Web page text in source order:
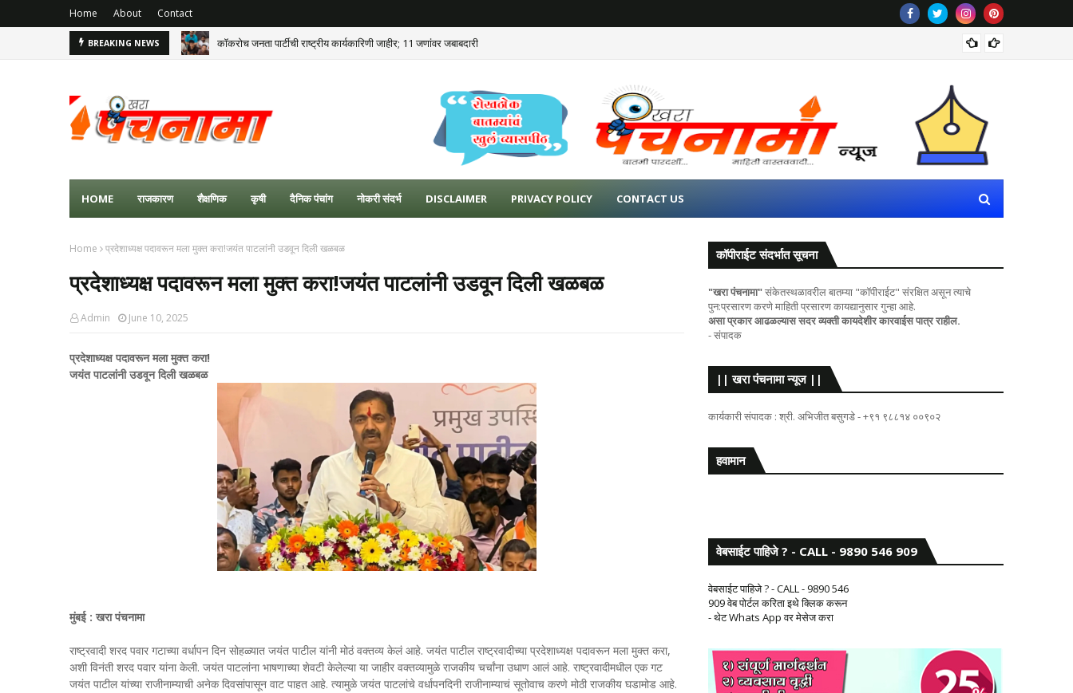
Home About Contact
BREAKING NEWS कॉकरोच जनता पार्टीची राष्ट्रीय कार्यकारिणी जाहीर; 11 जणांवर जबाबदारी
HOME राजकारण शैक्षणिक कृषी दैनिक पंचांग नोकरी संदर्भ DISCLAIMER PRIVACY POLICY CONTACT US
Home प्रदेशाध्यक्ष पदावरून मला मुक्त करा!जयंत पाटलांनी उडवून दिली खळबळ
प्रदेशाध्यक्ष पदावरून मला मुक्त करा!जयंत पाटलांनी उडवून दिली खळबळ
Admin June 10, 2025
प्रदेशाध्यक्ष पदावरून मला मुक्त करा!
जयंत पाटलांनी उडवून दिली खळबळ
मुंबई : खरा पंचनामा
राष्ट्रवादी शरद पवार गटाच्या वर्धापन दिन सोहळ्यात जयंत पाटील यांनी मोठं वक्तव्य केलं आहे. जयंत पाटील राष्ट्रवादीच्या प्रदेशाध्यक्ष पदावरून मला मुक्त करा,
अशी विनंती शरद पवार यांना केली. जयंत पाटलांना भाषणाच्या शेवटी केलेल्या या जाहीर वक्तव्यामुळे राजकीय चर्चांना उधाण आलं आहे. राष्ट्रवादीमधील एक गट
जयंत पाटील यांच्या राजीनाम्याची अनेक दिवसांपासून वाट पाहत आहे. त्यामुळे जयंत पाटलांचे वर्धापनदिनी राजीनाम्याचं सूतोवाच करणे मोठी राजकीय घडामोड आहे.
कॉपीराईट संदर्भात सूचना
"खरा पंचनामा"संकेतस्थळावरील बातम्या "कॉपीराईट" संरक्षित असून त्याचे
पुन:प्रसारण करणे माहिती प्रसारण कायद्यानुसार गुन्हा आहे.
असा प्रकार आढळल्यास सदर व्यक्ती कायदेशीर कारवाईस पात्र राहील.
- संपादक
|| खरा पंचनामा न्यूज ||
कार्यकारी संपादक : श्री. अभिजीत बसुगडे - +९१ ९८८१४ ००९०२
हवामान
वेबसाईट पाहिजे ? - CALL - 9890 546 909
वेबसाईट पाहिजे ? - CALL - 9890 546
909 वेब पोर्टल करिता इथे क्लिक करून
- थेट Whats App वर मेसेज करा